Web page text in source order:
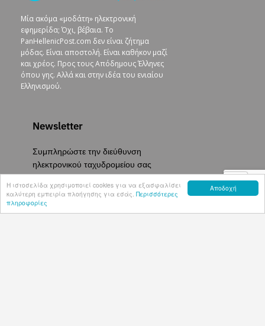
Αποδοχή
Η ιστοσελίδα χρησιμοποιεί cookies για να εξασφαλίσει
καλύτερη εμπειρία πλοήγησης για εσάς. Περισσότερες
πληροφορίες
Μία ακόμα «μοδάτη» ηλεκτρονική
εφημερίδα; Όχι, βέβαια. To
PanHellenicPost.com δεν είναι ζήτημα
μόδας. Είναι αποστολή. Είναι καθήκον μαζί
και χρέος. Προς τους Απόδημους Έλληνες
όπου γης. Αλλά και στην ιδέα του ενιαίου
Συμπληρώστε την διεύθυνση
ηλεκτρονικού ταχυδρομείου σας
για να εγγραφείτε στο newsletter
μας.